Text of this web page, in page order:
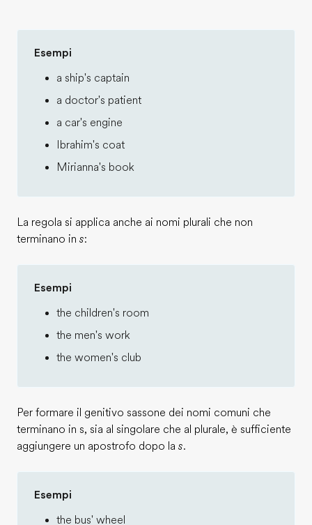
Esempi
a ship's captain
a doctor's patient
a car's engine
Ibrahim's coat
Mirianna's book
La regola si applica anche ai nomi plurali che non
terminano in s:
Esempi
the children's room
the men's work
the women's club
Per formare il genitivo sassone dei nomi comuni che
terminano in s, sia al singolare che al plurale, è sufficiente
aggiungere un apostrofo dopo la s.
Esempi
the bus' wheel